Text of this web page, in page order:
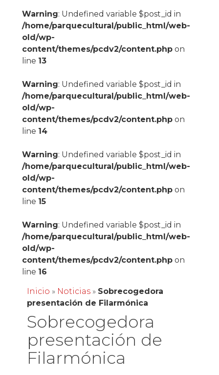
Warning: Undefined variable $post_id in
/home/parquecultural/public_html/web-
old/wp-
content/themes/pcdv2/content.phpon
line 13
Warning: Undefined variable $post_id in
/home/parquecultural/public_html/web-
old/wp-
content/themes/pcdv2/content.phpon
line 14
Warning: Undefined variable $post_id in
/home/parquecultural/public_html/web-
old/wp-
content/themes/pcdv2/content.phpon
line 15
Warning: Undefined variable $post_id in
/home/parquecultural/public_html/web-
old/wp-
content/themes/pcdv2/content.phpon
line 16
Inicio » Noticias» Sobrecogedora
presentación de Filarmónica
Sobrecogedora
presentación de
Filarmónica